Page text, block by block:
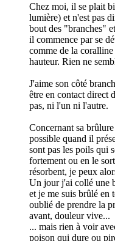
Chez moi, il se plait
lumière) et n'est pas
bout des "branches"
il commence par se
comme de la coralline
hauteur. Rien ne
J'aime son côté
être en contact direct
pas, ni l'un ni l'autre.
Concernant sa
possible quand il
sont pas les poils qui
fortement ou en le
résorbent, je peux
Un jour j'ai collé une
et je me suis brûlé en
oublié de prendre la
avant, douleur vive...
... mais rien à voir
poison qui dure ou